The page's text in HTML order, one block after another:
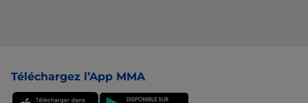
Téléchargez l’App MMA